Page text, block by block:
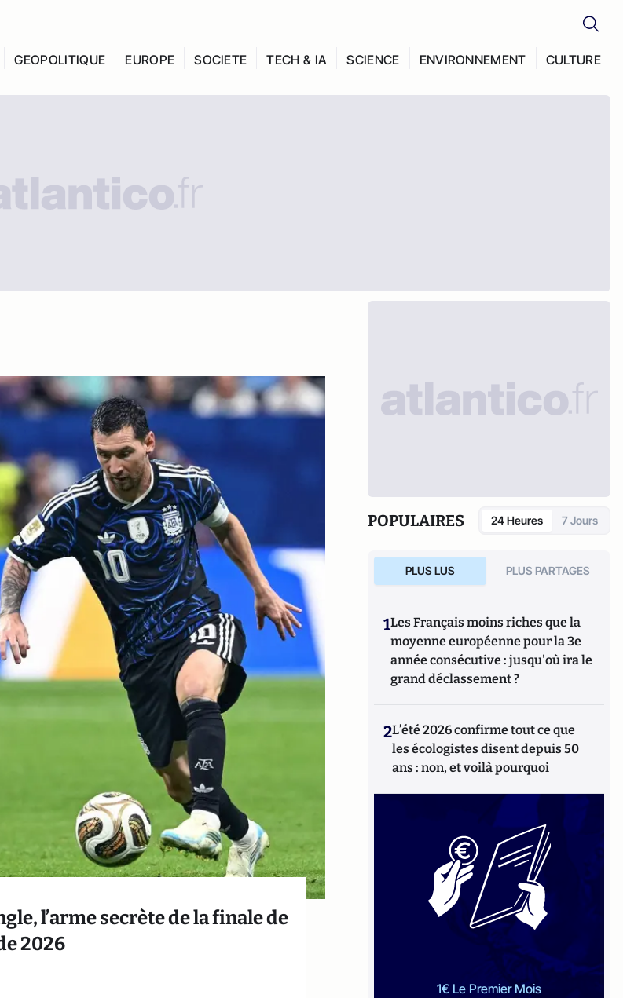
GEOPOLITIQUE EUROPE SOCIETE TECH & IA SCIENCE ENVIRONNEMENT CULTURE
l’arme secrète de la finale de
2026
POPULAIRES 24 Heures 7 Jours
PLUS LUS PLUS PARTAGES
1Les Français moins riches que la
moyenne européenne pour la 3e
année consécutive : jusqu'où ira le
grand déclassement ?
2L’été 2026 confirme tout ce que
les écologistes disent depuis 50
ans : non, et voilà pourquoi
1€ Le Premier Mois